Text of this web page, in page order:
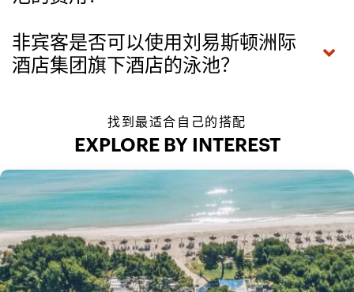
非宾客是否可以使用刘易斯顿洲际
酒店集团旗下酒店的泳池？
找到最适合自己的搭配
EXPLORE BY INTEREST